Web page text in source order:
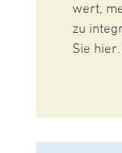
wert,
zu
Sie hier.